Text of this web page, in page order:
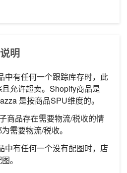
明
中有任何一个跟踪库存时，此
允许超卖。Shopify商品是
是按商品SPU维度的。
商品存在需要物流/税收的情
需要物流/税收。
中有任何一个没有配图时，店
。